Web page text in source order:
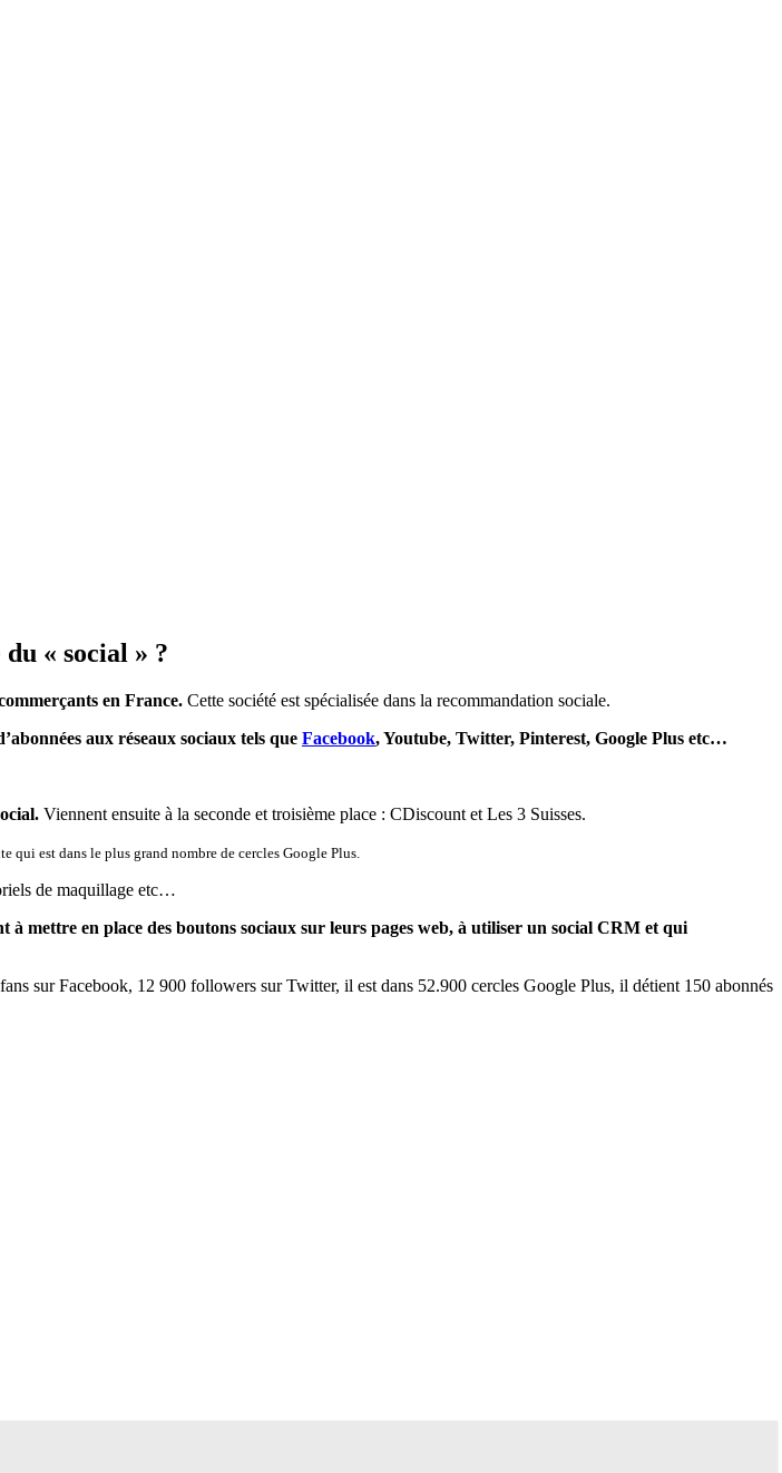
« social » ?
en France. Cette société est spécialisée dans la recommandation sociale.
aux réseaux sociaux tels que Facebook, Youtube, Twitter, Pinterest, Google Plus etc…
Viennent ensuite à la seconde et troisième place : CDiscount et Les 3 Suisses.
qui est dans le plus grand nombre de cercles Google Plus.
de maquillage etc…
mettre en place des boutons sociaux sur leurs pages web, à utiliser un social CRM et qui
sur Facebook, 12 900 followers sur Twitter, il est dans 52.900 cercles Google Plus, il détient 150 abonnés